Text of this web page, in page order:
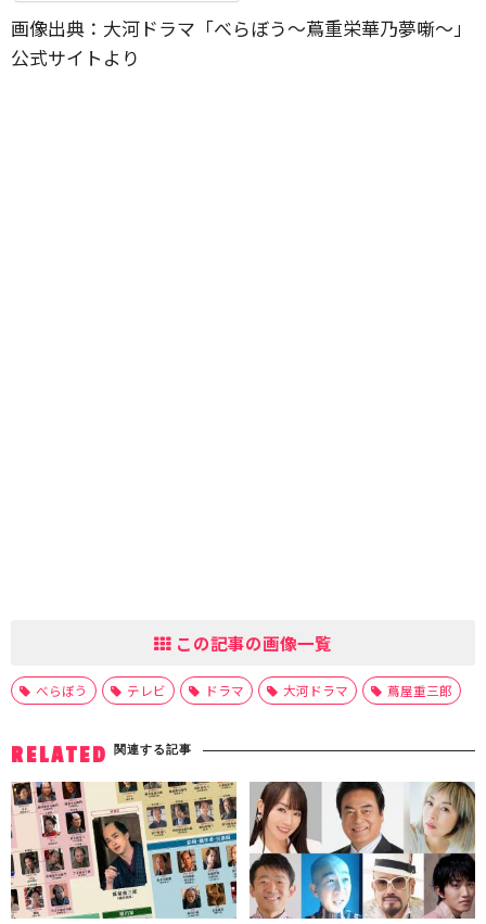
画像出典：大河ドラマ「べらぼう〜蔦重栄華乃夢噺〜」
公式サイトより
この記事の画像一覧
べらぼう テレビ ドラマ 大河ドラマ 蔦屋重三郎
RELATED 関連する記事